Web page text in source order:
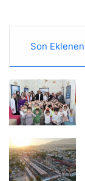
Son Eklenen